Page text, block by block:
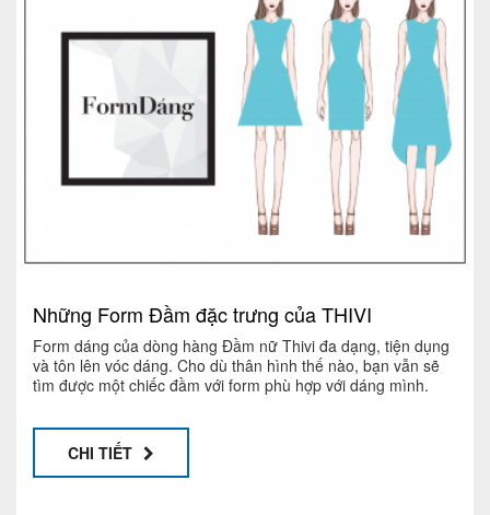
Những Form Đầm đặc trưng của THIVI
Form dáng của dòng hàng Đầm nữ Thivi đa dạng, tiện dụng
và tôn lên vóc dáng. Cho dù thân hình thế nào, bạn vẫn sẽ
tìm được một chiếc đầm với form phù hợp với dáng mình.
CHI TIẾT